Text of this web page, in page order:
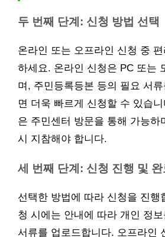
두 번째 단계: 신청 방법 선택
온라인 또는 오프라인 신청 중
하세요. 온라인 신청은 PC 또는
며, 주민등록등본 등의 필요 서
면 더욱 빠르게 신청할 수 있습
은 주민센터 방문을 통해 가능하
시 지참해야 합니다.
세 번째 단계: 신청 진행 및 완
선택한 방법에 따라 신청을 진행
청 시에는 안내에 따라 개인 정
서류를 업로드합니다. 오프라인